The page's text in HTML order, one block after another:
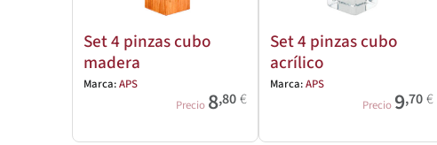
Set 4 pinzas cubo
madera
Marca:APS
Precio 8,80€
Set 4 pinzas cubo
acrílico
Marca:APS
Precio 9,70€